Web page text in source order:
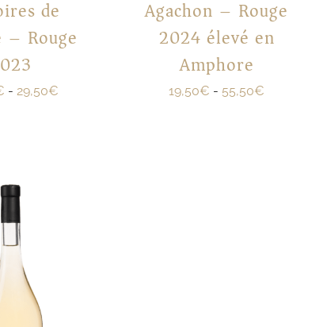
de
– Rouge
- 29,50€
Agachon – Rouge
2024 élevé en
Amphore
19,50€ - 55,50€